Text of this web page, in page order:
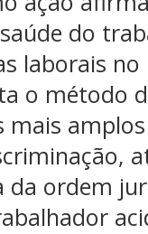
do
laborais
o método
mais
da ordem